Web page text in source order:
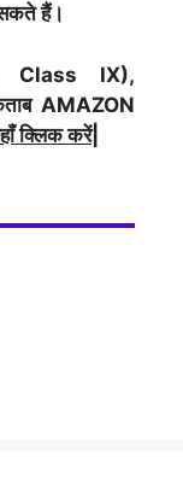
हैं।
Class IX),
AMAZON
क्लिक करें|